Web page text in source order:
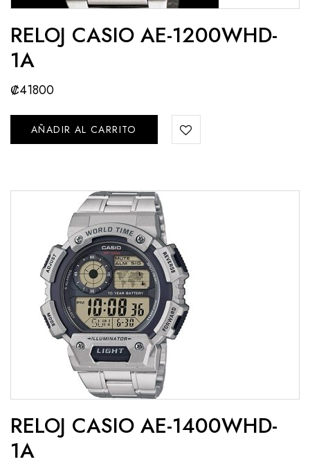
RELOJ CASIO AE-1200WHD-
1A
₡41800
AÑADIR AL CARRITO
RELOJ CASIO AE-1400WHD-
1A